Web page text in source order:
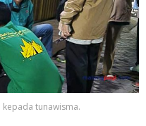
kepada tunawisma.